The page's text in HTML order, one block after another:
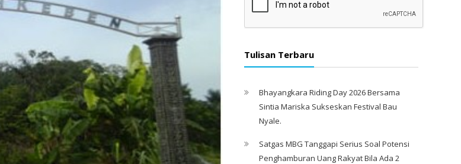
Tulisan Terbaru
Bhayangkara Riding Day 2026 Bersama
Sintia Mariska Sukseskan Festival Bau
Nyale. ‎
Satgas MBG Tanggapi Serius Soal Potensi
Penghamburan Uang Rakyat Bila Ada 2